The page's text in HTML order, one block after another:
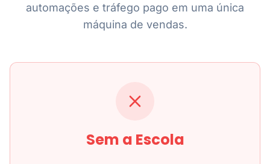
automações e tráfego pago em uma única
máquina de vendas.
Sem a Escola